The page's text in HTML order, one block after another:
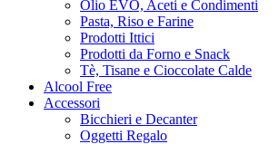
Olio EVO, Aceti e Condimenti
Pasta, Riso e Farine
Prodotti Ittici
Prodotti da Forno e Snack
Tè, Tisane e Cioccolate Calde
Alcool Free
Accessori
Bicchieri e Decanter
Oggetti Regalo